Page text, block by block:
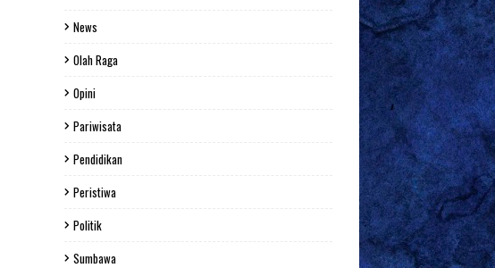
News
Olah Raga
Opini
Pariwisata
Pendidikan
Peristiwa
Politik
Sumbawa